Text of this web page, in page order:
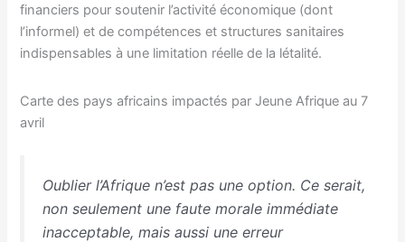
financiers pour soutenir l’activité économique (dont
l’informel) et de compétences et structures sanitaires
indispensables à une limitation réelle de la létalité.
Carte des pays africains impactés par Jeune Afrique au 7
avril
Oublier l’Afrique n’est pas une option. Ce serait,
non seulement une faute morale immédiate
inacceptable, mais aussi une erreur